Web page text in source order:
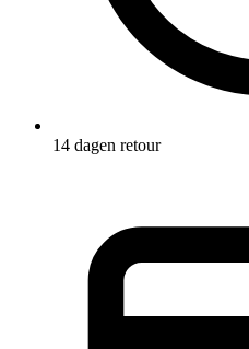
14 dagen retour